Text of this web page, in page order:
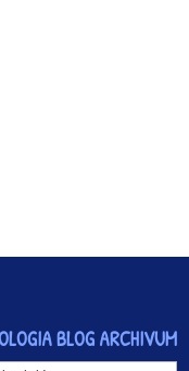
BLOG ARCHIVUM